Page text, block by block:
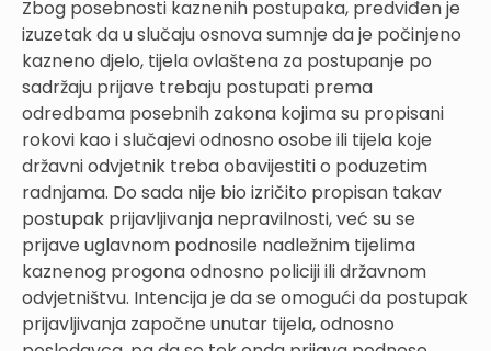
Zbog posebnosti kaznenih postupaka, predviđen je
izuzetak da u slučaju osnova sumnje da je počinjeno
kazneno djelo, tijela ovlaštena za postupanje po
sadržaju prijave trebaju postupati prema
odredbama posebnih zakona kojima su propisani
rokovi kao i slučajevi odnosno osobe ili tijela koje
državni odvjetnik treba obavijestiti o poduzetim
radnjama. Do sada nije bio izričito propisan takav
postupak prijavljivanja nepravilnosti, već su se
prijave uglavnom podnosile nadležnim tijelima
kaznenog progona odnosno policiji ili državnom
odvjetništvu. Intencija je da se omogući da postupak
prijavljivanja započne unutar tijela, odnosno